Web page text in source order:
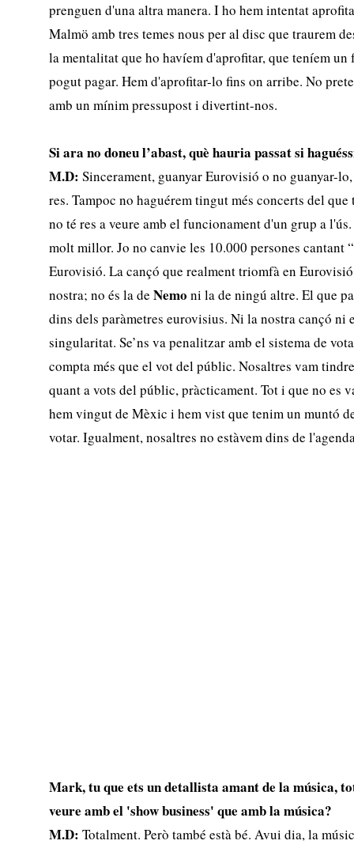
prenguen d'una altra manera. I ho hem intentat
Malmö amb tres temes nous per al disc que traurem
la mentalitat que ho havíem d'aprofitar, que teníem un
pogut pagar. Hem d'aprofitar-lo fins on arribe. No
amb un mínim pressupost i divertint-nos.
Si ara no doneu l’abast, què hauria passat si
M.D:Sincerament, guanyar Eurovisió o no guanyar-
res. Tampoc no haguérem tingut més concerts del
no té res a veure amb el funcionament d'un grup a
molt millor. Jo no canvie les 10.000 persones cantant
Eurovisió. La cançó que realment triomfà en
nostra; no és la deNemo ni la de ningú altre. El que
dins dels paràmetres eurovisius. Ni la nostra cançó ni
singularitat. Se’ns va penalitzar amb el sistema de
compta més que el vot del públic. Nosaltres vam
quant a vots del públic, pràcticament. Tot i que no es
hem vingut de Mèxic i hem vist que tenim un muntó
votar. Igualment, nosaltres no estàvem dins de
Mark, tu que ets un detallista amant de la música,
veure amb el 'show business' que amb la música?
M.D:Totalment. Però també està bé. Avui dia, la